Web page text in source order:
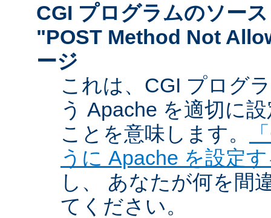
CGI プログラムのソー
"POST Method Not
ージ
これは、CGI プログ
う Apache を適切に
ことを意味します。
うに Apache を設定
し、 あなたが何を間
てください。